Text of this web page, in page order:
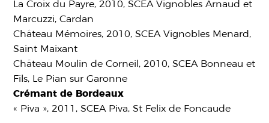
La Croix du Payre, 2010, SCEA Vignobles Arnaud et
Marcuzzi, Cardan
Château Mémoires, 2010, SCEA Vignobles Menard,
Saint Maixant
Château Moulin de Corneil, 2010, SCEA Bonneau et
Fils, Le Pian sur Garonne
Crémant de Bordeaux
« Piva », 2011, SCEA Piva, St Felix de Foncaude